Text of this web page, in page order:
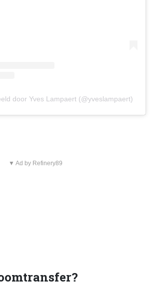
door Yves Lampaert (@yveslampaert)
▼ Ad by Refinery89